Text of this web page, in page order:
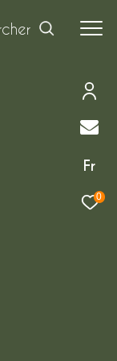
Fr
0